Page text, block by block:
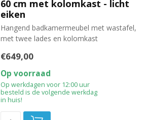
60 cm met kolomkast - licht
eiken
Hangend badkamermeubel met wastafel,
met twee lades en kolomkast
€649,00
Op voorraad
Op werkdagen voor 12:00 uur
besteld is de volgende werkdag
in huis!